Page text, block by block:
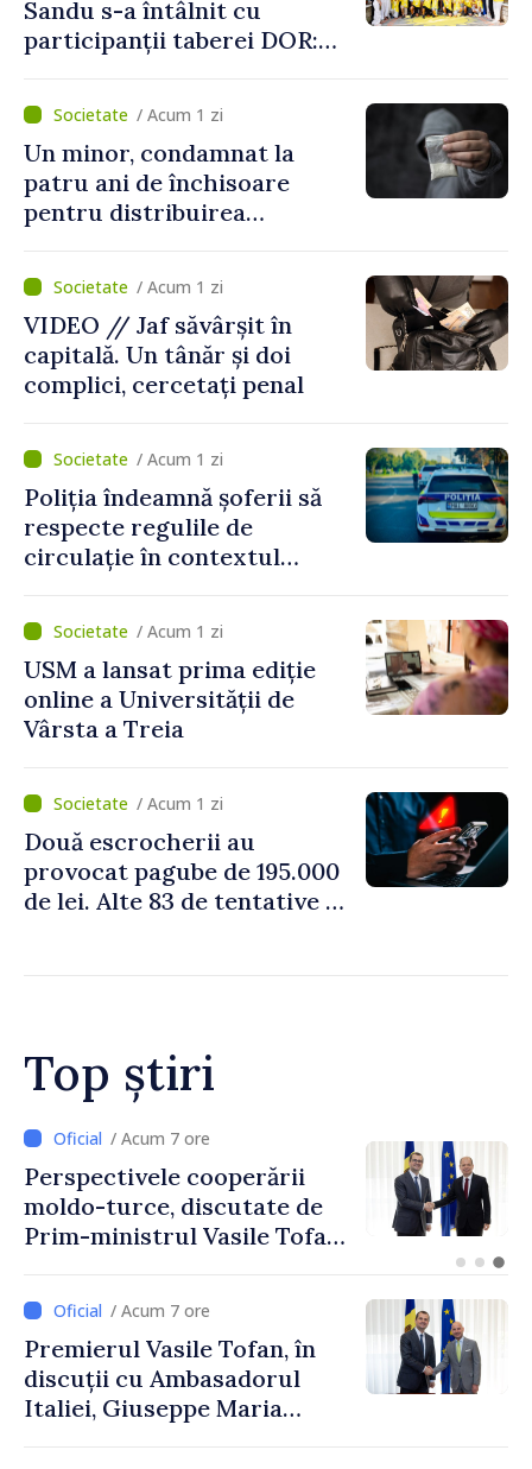
Sandu s-a întâlnit cu
participanții taberei DOR:
noastră rămâne puternică”
/ Acum 1 zi
Un minor, condamnat la
patru ani de închisoare
pentru distribuirea
/ Acum 1 zi
VIDEO // Jaf săvârșit în
capitală. Un tânăr și doi
complici, cercetați penal
/ Acum 1 zi
Poliția îndeamnă șoferii să
respecte regulile de
circulație în contextul
perioada concediilor
/ Acum 1 zi
USM a lansat prima ediție
online a Universității de
Vârsta a Treia
/ Acum 1 zi
Două escrocherii au
provocat pagube de 195.000
de lei. Alte 83 de tentative au
Top știri
/ Acum 5 ore
Forumul Diasporei //
Republica Moldova,
promovată în Elveția prin
exporturi
/ Acum 7 ore
Premierul Vasile Tofan, în
discuții cu Ambasadorul
Italiei, Giuseppe Maria